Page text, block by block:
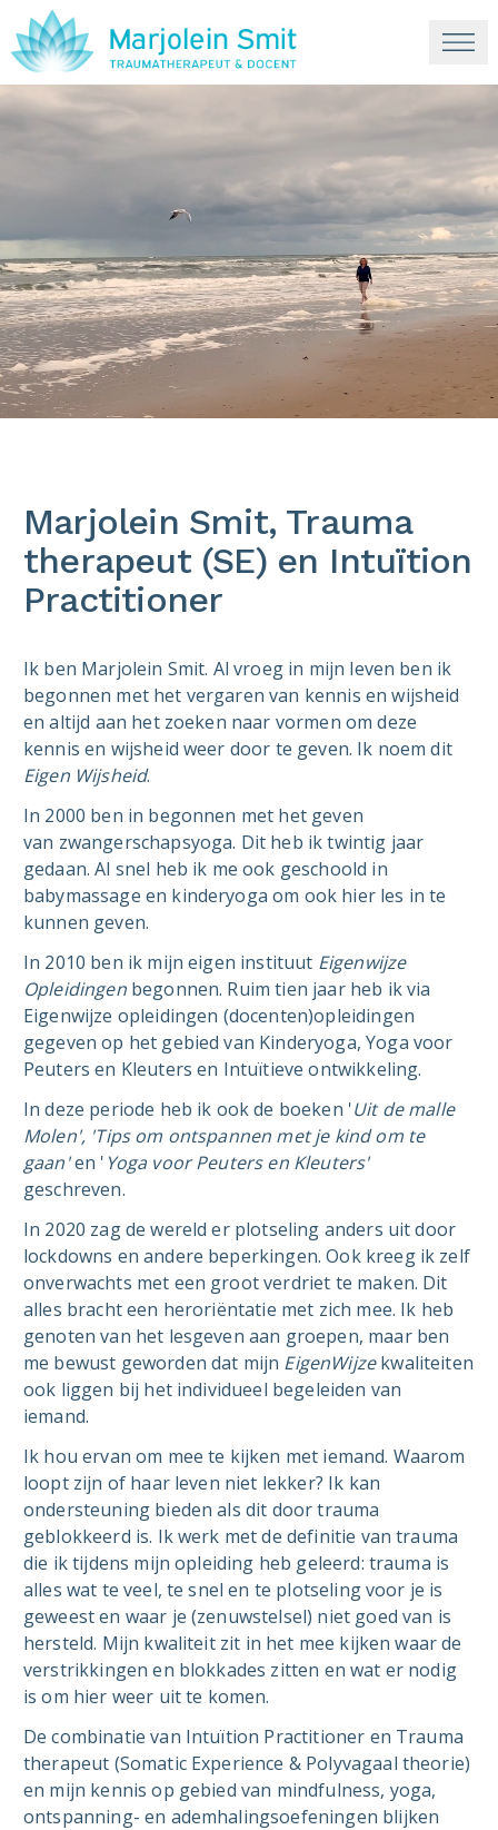
Marjolein Smit, Trauma
therapeut (SE) en Intuïtion
Practitioner
Ik ben Marjolein Smit. Al vroeg in mijn leven ben ik
begonnen met het vergaren van kennis en wijsheid
en altijd aan het zoeken naar vormen om deze
kennis en wijsheid weer door te geven. Ik noem dit
Eigen Wijsheid.
In 2000 ben in begonnen met het geven
van zwangerschapsyoga. Dit heb ik twintig jaar
gedaan. Al snel heb ik me ook geschoold in
babymassage en kinderyoga om ook hier les in te
kunnen geven.
In 2010 ben ik mijn eigen instituut Eigenwijze
Opleidingen begonnen. Ruim tien jaar heb ik via
Eigenwijze opleidingen (docenten)opleidingen
gegeven op het gebied van Kinderyoga, Yoga voor
Peuters en Kleuters en Intuïtieve ontwikkeling.
In deze periode heb ik ook de boeken 'Uit de malle
Molen', 'Tips om ontspannen met je kind om te
gaan'en ' Yoga voor Peuters en Kleuters'
geschreven.
In 2020 zag de wereld er plotseling anders uit door
lockdowns en andere beperkingen. Ook kreeg ik zelf
onverwachts met een groot verdriet te maken. Dit
alles bracht een heroriëntatie met zich mee. Ik heb
genoten van het lesgeven aan groepen, maar ben
me bewust geworden dat mijn EigenWijzekwaliteiten
ook liggen bij het individueel begeleiden van
iemand.
Ik hou ervan om mee te kijken met iemand. Waarom
loopt zijn of haar leven niet lekker? Ik kan
ondersteuning bieden als dit door trauma
geblokkeerd is. Ik werk met de definitie van trauma
die ik tijdens mijn opleiding heb geleerd: trauma is
alles wat te veel, te snel en te plotseling voor je is
geweest en waar je (zenuwstelsel) niet goed van is
hersteld. Mijn kwaliteit zit in het mee kijken waar de
verstrikkingen en blokkades zitten en wat er nodig
is om hier weer uit te komen.
De combinatie van Intuïtion Practitioner en Trauma
therapeut (Somatic Experience & Polyvagaal theorie)
en mijn kennis op gebied van mindfulness, yoga,
ontspanning- en ademhalingsoefeningen blijken